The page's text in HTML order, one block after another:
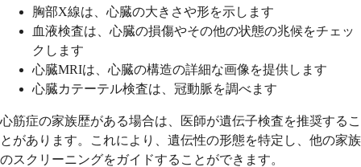
胸部X線は、心臓の大きさや形を示します
血液検査は、心臓の損傷やその他の状態の兆候をチェッ
クします
心臓MRIは、心臓の構造の詳細な画像を提供します
心臓カテーテル検査は、冠動脈を調べます
心筋症の家族歴がある場合は、医師が遺伝子検査を推奨するこ
とがあります。これにより、遺伝性の形態を特定し、他の家族
のスクリーニングをガイドすることができます。